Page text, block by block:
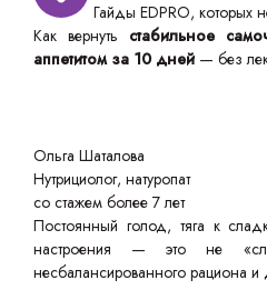
Гайды EDPRO, которых
Как вернуть стабильное
аппетитом за 10 дней — без
Ольга Шаталова
Нутрициолог, натуропат
со стажем более 7 лет
Постоянный голод, тяга к
настроения — это не
несбалансированного рациона и